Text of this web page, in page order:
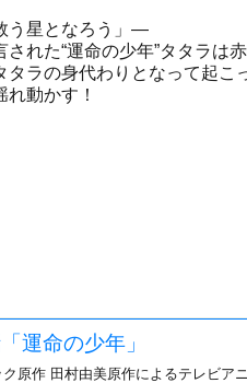
う星となろう」―
れた“運命の少年”タタラは
ラの身代わりとなって起こ
動かす！
運命の少年」
原作 田村由美原作によるテレビア